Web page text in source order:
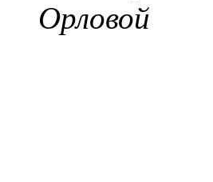
Орловой